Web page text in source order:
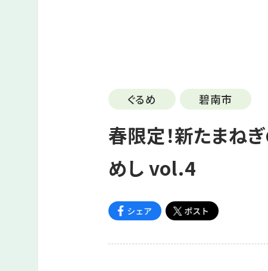
ぐるめ 碧南市
春限定！新たまね
めし vol.4